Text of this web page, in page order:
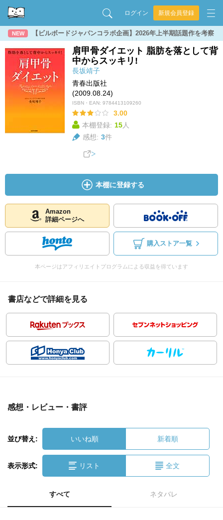
ログイン 新規会員登録
NEW 【ビルボードジャパンコラボ企画】2026年上半期話題作を考察
肩甲骨ダイエット 脂肪を落として背
中からスッキリ!
長坂靖子
青春出版社
(2009.08.24)
ISBN・EAN: 9784413109260
3.00
本棚登録: 15人
感想: 3件
本棚に登録する
Amazon
詳細ページへ
購入ストア一覧
本ページはアフィリエイトプログラムによる収益を得ています
書店などで詳細を見る
感想・レビュー・書評
並び替え: いいね順 新着順
表示形式: リスト 全文
すべて ネタバレ